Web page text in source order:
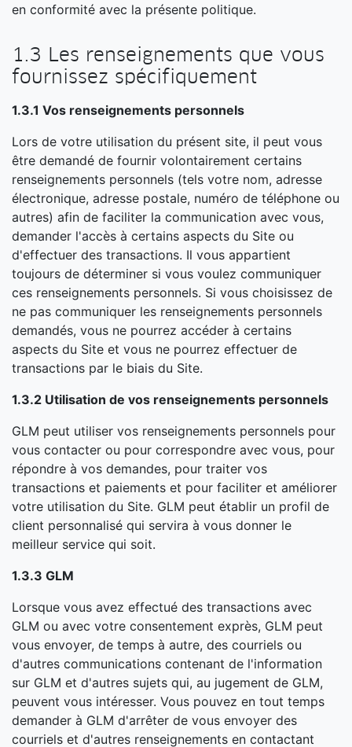
en conformité avec la présente politique.
1.3 Les renseignements que vous
fournissez spécifiquement
1.3.1 Vos renseignements personnels
Lors de votre utilisation du présent site, il peut vous
être demandé de fournir volontairement certains
renseignements personnels (tels votre nom, adresse
électronique, adresse postale, numéro de téléphone ou
autres) afin de faciliter la communication avec vous,
demander l'accès à certains aspects du Site ou
d'effectuer des transactions. Il vous appartient
toujours de déterminer si vous voulez communiquer
ces renseignements personnels. Si vous choisissez de
ne pas communiquer les renseignements personnels
demandés, vous ne pourrez accéder à certains
aspects du Site et vous ne pourrez effectuer de
transactions par le biais du Site.
1.3.2 Utilisation de vos renseignements personnels
GLM peut utiliser vos renseignements personnels pour
vous contacter ou pour correspondre avec vous, pour
répondre à vos demandes, pour traiter vos
transactions et paiements et pour faciliter et améliorer
votre utilisation du Site. GLM peut établir un profil de
client personnalisé qui servira à vous donner le
meilleur service qui soit.
1.3.3 GLM
Lorsque vous avez effectué des transactions avec
GLM ou avec votre consentement exprès, GLM peut
vous envoyer, de temps à autre, des courriels ou
d'autres communications contenant de l'information
sur GLM et d'autres sujets qui, au jugement de GLM,
peuvent vous intéresser. Vous pouvez en tout temps
demander à GLM d'arrêter de vous envoyer des
courriels et d'autres renseignements en contactant